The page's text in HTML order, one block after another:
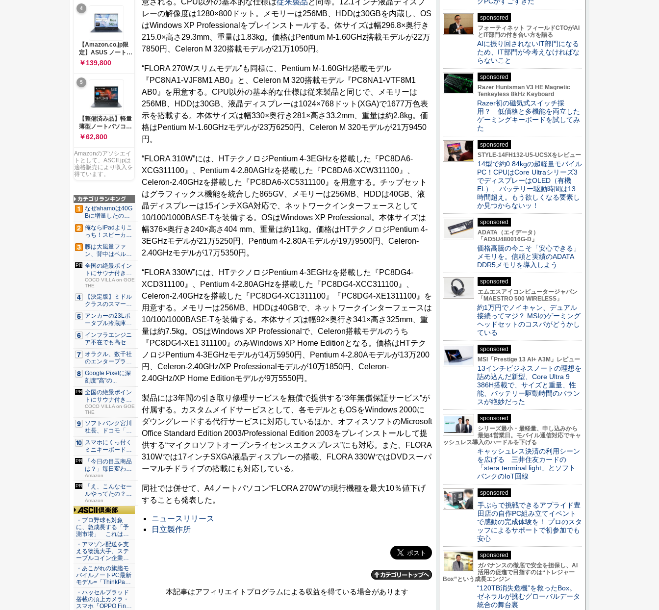
レーの解像度は1280×800ドット。メモリーは256MB、HDDは30GBを内蔵し、OS
はWindows XP Professionalをプレインストールする。体サイズは幅296.8×奥行き
215.0×高さ29.3mm、重量は1.83kg。価格はPentium M-1.60GHz搭載モデルが22万
7850円、Celeron M 320搭載モデルが21万1050円。
“FLORA 270Wスリムモデル”も同様に、Pentium M-1.60GHz搭載モデル
『PC8NA1-VJF8M1 AB0』と、Celeron M 320搭載モデル『PC8NA1-VTF8M1
AB0』を用意する。CPU以外の基本的な仕様は従来製品と同じで、メモリーは
256MB、HDDは30GB、液晶ディスプレーは1024×768ドット(XGA)で1677万色表
示を搭載する。本体サイズは幅330×奥行き281×高さ33.2mm、重量は約2.8kg。価
格はPentium M-1.60GHzモデルが23万6250円、Celeron M 320モデルが21万9450
円。
“FLORA 310W”には、HTテクノロジPentium 4-3EGHzを搭載した『PC8DA6-
XCG311100』、Pentium 4-2.80AGHzを搭載した『PC8DA6-XCW311100』、
Celeron-2.40GHzを搭載した『PC8DA6-XC5311100』を用意する。チップセット
はグラフィックス機能を統合した865GV、メモリーは256MB、HDDは40GB、液
晶ディスプレーは15インチXGA対応で、ネットワークインターフェースとして
10/100/1000BASE-Tを装備する。OSはWindows XP Professional。本体サイズは
幅376×奥行き240×高さ404 mm、重量は約11kg。価格はHTテクノロジPentium 4-
3EGHzモデルが21万5250円、Pentium 4-2.80Aモデルが19万9500円、Celeron-
2.40GHzモデルが17万5350円。
“FLORA 330W”には、HTテクノロジPentium 4-3EGHzを搭載した『PC8DG4-
XCD311100』、Pentium 4-2.80AGHzを搭載した『PC8DG4-XCC311100』、
Celeron-2.40GHzを搭載した『PC8DG4-XC1311100』『PC8DG4-XE1311100』を
用意する。メモリーは256MB、HDDは40GBで、ネットワークインターフェースは
10/100/1000BASE-Tを装備する。本体サイズは幅92×奥行き341×高さ325mm、重
量は約7.5kg。OSはWindows XP Professionalで、Celeron搭載モデルのうち
『PC8DG4-XE1 311100』のみWindows XP Home Editionとなる。価格はHTテク
ノロジPentium 4-3EGHzモデルが14万5950円、Pentium 4-2.80Aモデルが13万200
円、Celeron-2.40GHz/XP Professionalモデルが10万1850円、Celeron-
2.40GHz/XP Home Editionモデルが9万5550円。
製品には3年間の引き取り修理サービスを無償で提供する“3年無償保証サービス”が
付属する。カスタムメイドサービスとして、各モデルともOSをWindows 2000に
ダウングレードする代行サービスに対応しているほか、オフィスソフトのMicrosoft
Office Standard Edition 2003/Professional Edition 2003をプレインストールして提
供する“マイクロソフトオープンライセンスエクスプレス”にも対応。また、FLORA
310Wでは17インチSXGA液晶ディスプレーの搭載、FLORA 330WではDVDスーパ
ーマルチドライブの搭載にも対応している。
同社では併せて、A4ノートパソコン“FLORA 270W”の現行機種を最大10％値下げ
することも発表した。
ニュースリリース
日立製作所
本記事はアフィリエイトプログラムによる収益を得ている場合があります
Ryzen™ 5 8640HS
メモリ16GB
SSD512GB
Microsoft 365 試用
版 Windows11 バッ
テリー駆動12.6時間
重量1.39kg ルナグレ
ー 83K9003JJP ノー
トPC
4
【Amazon.co.jp限
定】ASUS ノートパ
ソコン Vivobook 15
M1502NAQ 15.6イ
ンチ AMD Ryzen 7
170 メモリ16GB
SSD 512GB
Microsoft 365
Personal (24か月版)
搭載 Windows 11 重
量1.7kg Wi-Fi 6E ク
ワイエットブルー
M1502NAQ-
￥139,800
5
【整備済み品】軽量
薄型ノートパソコン
dynabook G83 ■
13.3型
FHD(1920x1080) -
高性能第11世代Core
i5-1135G7 - メモリ
16GB - SSD 256GB
USB Type-C - MS
Office 2021 - Win11
搭載
￥62,800
Amazonのアソシエイ
トとして、ASCII.jpは
適格販売により収入を
得ています。
なぜahamoは40G
Bに増量したの
か ...
俺ならiPadよりこ
っち！スピーカー
9個...
腰は大風量ファ
ン、背中はペルチ
ェ冷却。ダ...
全国の絶景ポイン
トにサウナ付きの
シェア別...
COCO VILLA on GOE
THE
【決定版】ミドル
クラスのスマート
フォンの...
アンカーの23Lポ
ータブル冷蔵庫が
Ama...
インフラエンジニ
ア不在でも高セキ
ュリティ...
オラクル、数千社
のエンタープライ
ズ・アプ...
Google Pixelに深
刻度"高"の...
全国の絶景ポイン
トにサウナ付きの
シェア別...
COCO VILLA on GOE
THE
ソフトバンク宮川
社長、ドコモ「ah
amo...
スマホにくっ付く
ミニキーボード！
触ってわ...
「今日の目玉商品
は？」毎日変わる
Amaz...
Amazon
「え、こんなセー
ルやってたの？」
80％O...
Amazon
ASCII倶楽部
・プロ野球も対象
に、急成長する「予
測市場」 これは…
・アマゾン配送を支
える物流大手、ステ
ーブルコイン企業…
・あこがれの旗艦モ
バイルノートPC最新
モデル=「ThinkPa…
・ハッセルブラッド
搭載の頂上カメラ・
スマホ「OPPO Fin…
sponsored
フォーティネット フィールドCTOがAI
とIT部門の付き合い方を語る
AIに振り回されないIT部門になる
ため、IT部門が今考えなければな
らないこと
sponsored
Razer Huntsman V3 HE Magnetic
Tenkeyless 8kHz Keyboard
Razer初の磁気式スイッチ採
用？ 低価格と多機能を両立した
ゲーミングキーボードを試してみ
た
sponsored
STYLE-14FH132-U5-UCSXをレビュー
14型で約0.84kgの超軽量モバイル
PC！CPUはCore Ultraシリーズ3
でディスプレーはOLED（有機
EL）、バッテリー駆動時間は13
時間超え。もう欲しくなる要素し
か見つからないッ！
sponsored
ADATA（エイデータ）
「AD5U480016G-D」
価格高騰の今こそ「安心できる」
メモリを。信頼と実績のADATA
DDR5メモリを導入しよう
sponsored
エムエスアイコンピュータージャパン
「MAESTRO 500 WIRELESS」
約1万円でノイキャン、デュアル
接続ってマジ？ MSIのゲーミング
ヘッドセットのコスパがどうかし
ている
sponsored
MSI「Prestige 13 AI+ A3M」レビュー
13インチビジネスノートの理想を
詰め込んだ新型、Core Ultra 9
386H搭載で、サイズと重量、性
能、バッテリー駆動時間のバラン
スが絶妙だった
sponsored
シリーズ最小・最軽量、申し込みから
最短4営業日。モバイル通信対応でキャ
ッシュレス導入のハードルを下げる
キャッシュレス決済の利用シーン
を広げる 三井住友カードの
「stera terminal light」とソフト
バンクのIoT回線
sponsored
手ぶらで挑戦できるアプライド豊
田店の自作PC組み立てイベント
で感動の完成体験を！ プロのスタ
ッフによるサポートで初参加でも
安心
sponsored
ガバナンスの徹底で安全を担保し、AI
活用の促進で目指すのは“トレジャー
Box”という成長エンジン
“120TB消失危機”を救ったBox。
ゼネラルが挑むグローバルデータ
統合の舞台裏